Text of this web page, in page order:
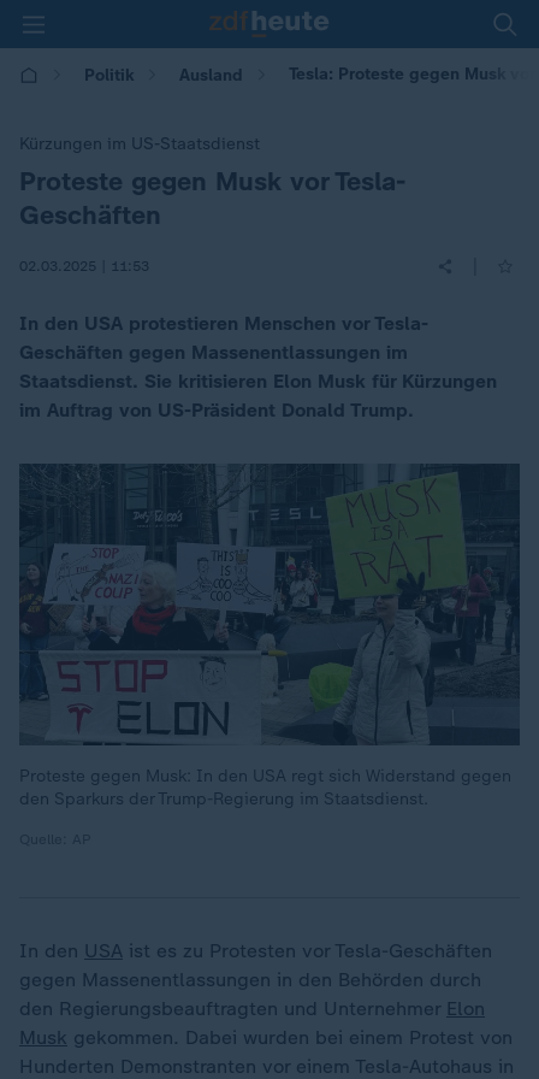
Politik Ausland Tesla: Proteste gegen Musk
Kürzungen im US-Staatsdienst
:Proteste gegen Musk vor Tesla-
Geschäften
02.03.2025 | 11:53
In den USA protestieren Menschen vor Tesla-
Geschäften gegen Massenentlassungen im
Staatsdienst. Sie kritisieren Elon Musk für Kürzungen
im Auftrag von US-Präsident Donald Trump.
Proteste gegen Musk: In den USA regt sich Widerstand gegen
den Sparkurs der Trump-Regierung im Staatsdienst.
In den USA ist es zu Protesten vor Tesla-Geschäften
gegen Massenentlassungen in den Behörden durch
den Regierungsbeauftragten und Unternehmer Elon
Musk gekommen. Dabei wurden bei einem Protest von
Hunderten Demonstranten vor einem Tesla-Autohaus in